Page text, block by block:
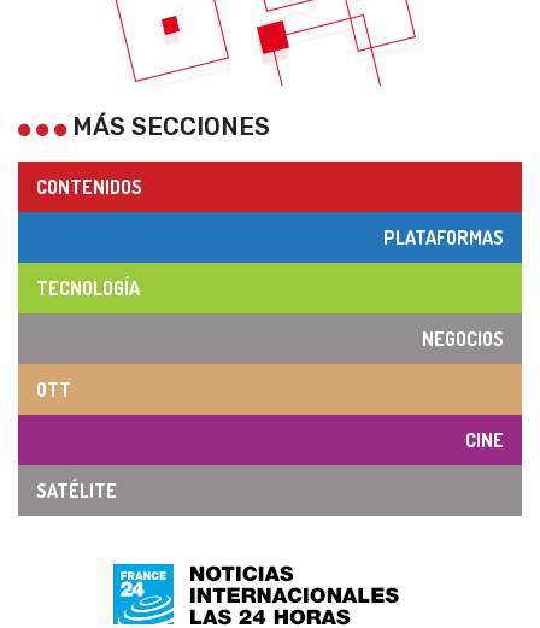
MÁS SECCIONES
CONTENIDOS
PLATAFORMAS
TECNOLOGÍA
NEGOCIOS
OTT
CINE
SATÉLITE